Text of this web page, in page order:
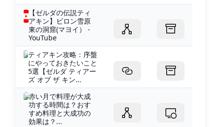
【ゼルダの伝説ティ
アキン】ビロン雪原
東の洞窟(マヨイ） -
YouTube
ティアキン攻略：序盤
にやっておきたいこと
5選【ゼルダ ティアー
ズ オブ ザ キン...
赤い月で料理が大成
功する時間は？おす
すめ料理と大成功の
効果は？...